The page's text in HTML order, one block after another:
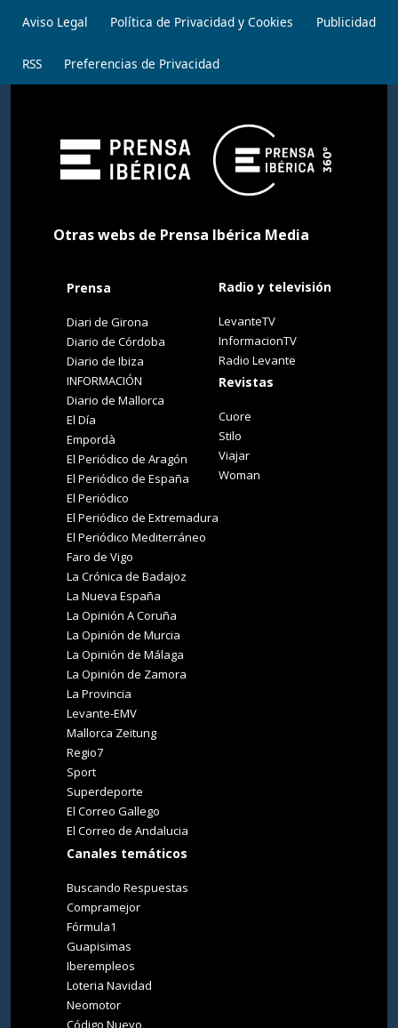
Aviso Legal Política de Privacidad y Cookies Publicidad
RSS Preferencias de Privacidad
Otras webs de Prensa Ibérica Media
Prensa
Diari de Girona
Diario de Córdoba
Diario de Ibiza
INFORMACIÓN
Diario de Mallorca
El Día
Empordà
El Periódico de Aragón
El Periódico de España
El Periódico
El Periódico de Extremadura
El Periódico Mediterráneo
Faro de Vigo
La Crónica de Badajoz
La Nueva España
La Opinión A Coruña
La Opinión de Murcia
La Opinión de Málaga
La Opinión de Zamora
La Provincia
Levante-EMV
Mallorca Zeitung
Regio7
Sport
Superdeporte
El Correo Gallego
El Correo de Andalucia
Canales temáticos
Buscando Respuestas
Compramejor
Fórmula1
Guapisimas
Iberempleos
Loteria Navidad
Neomotor
Radio y televisión
LevanteTV
InformacionTV
Radio Levante
Revistas
Cuore
Stilo
Viajar
Woman